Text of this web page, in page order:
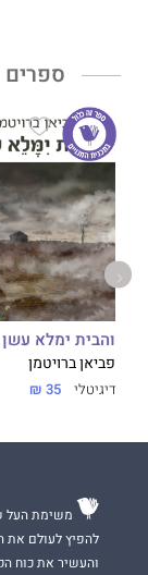
ספרים
והבית ימלא עשן
פביאן ברויטמן
דיגיטלי 35 ₪
משימת העל
להפיץ לעולם את
והעשיר את כוח